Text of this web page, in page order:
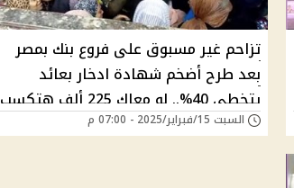
تزاحم غير مسبوق على فروع بنك بمصر
بعد طرح أضخم شهادة ادخار بعائد
يتخطى 40%.. لو معاك 225 ألف هتكسب
91 ألف جنيه بنفس اليومالسبت 15/فبراير/2025 - 07:00 م